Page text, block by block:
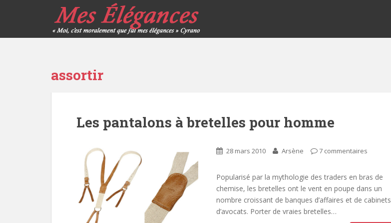
assortir
Les pantalons à bretelles pour homme
28 mars 2010 Arsène 7 commentaires
Popularisé par la mythologie des traders en bras de
chemise, les bretelles ont le vent en poupe dans un
nombre croissant de banques d’affaires et de cabinets
d’avocats. Porter de vraies bretelles…